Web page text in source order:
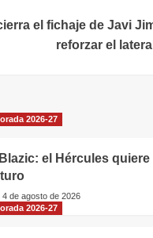
el fichaje de Javi
reforzar el
2026-27
el Hércules
4 de agosto de 2026
2026-27